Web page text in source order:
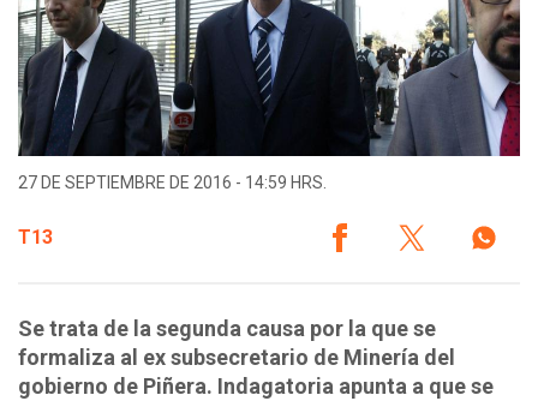
27 DE SEPTIEMBRE DE 2016 - 14:59 HRS.
T13
Se trata de la segunda causa por la que se
formaliza al ex subsecretario de Minería del
gobierno de Piñera. Indagatoria apunta a que se